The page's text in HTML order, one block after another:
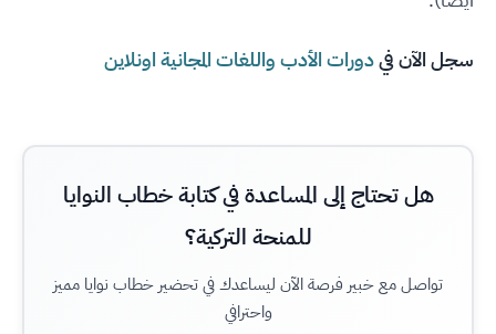
سجل الآن فيدورات الأدب واللغات المجانية اونلاين
هل تحتاج إلى المساعدة في كتابة خطاب النوايا
للمنحة التركية؟
تواصل مع خبير فرصة الآن ليساعدك في تحضير خطاب نوايا مميز
واحترافي